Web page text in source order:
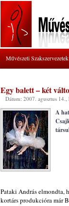
Művészeti
Egy balett – két
Dátum: 2007. agusztus
A
Pataki András elmondta,
kortárs produkcióra már